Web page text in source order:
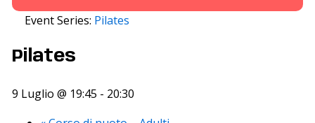
Event Series: Pilates
Pilates
9 Luglio @ 19:45 - 20:30